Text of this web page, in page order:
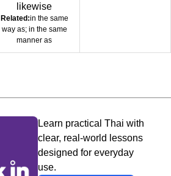
likewise
Related:in the same
way as; in the same
manner as
Learn practical Thai with
clear, real-world lessons
designed for everyday
use.